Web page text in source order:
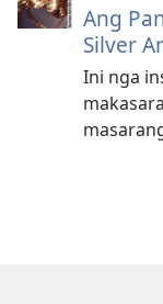
Ang
Silver
Ini nga